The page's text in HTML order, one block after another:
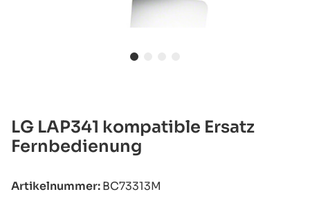
LG LAP341 kompatible Ersatz
Fernbedienung
Artikelnummer:BC73313M